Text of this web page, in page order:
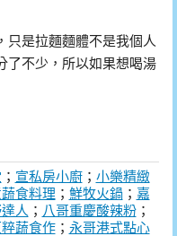
只是拉麵麵體不是我個人
了不少，所以如果想喝湯
； 宣私房小廚； 小樂精緻
食料理 ； 鮮牧火鍋； 嘉
人 ； 八哥重慶酸辣粉；
粹蔬食作； 永哥港式點心